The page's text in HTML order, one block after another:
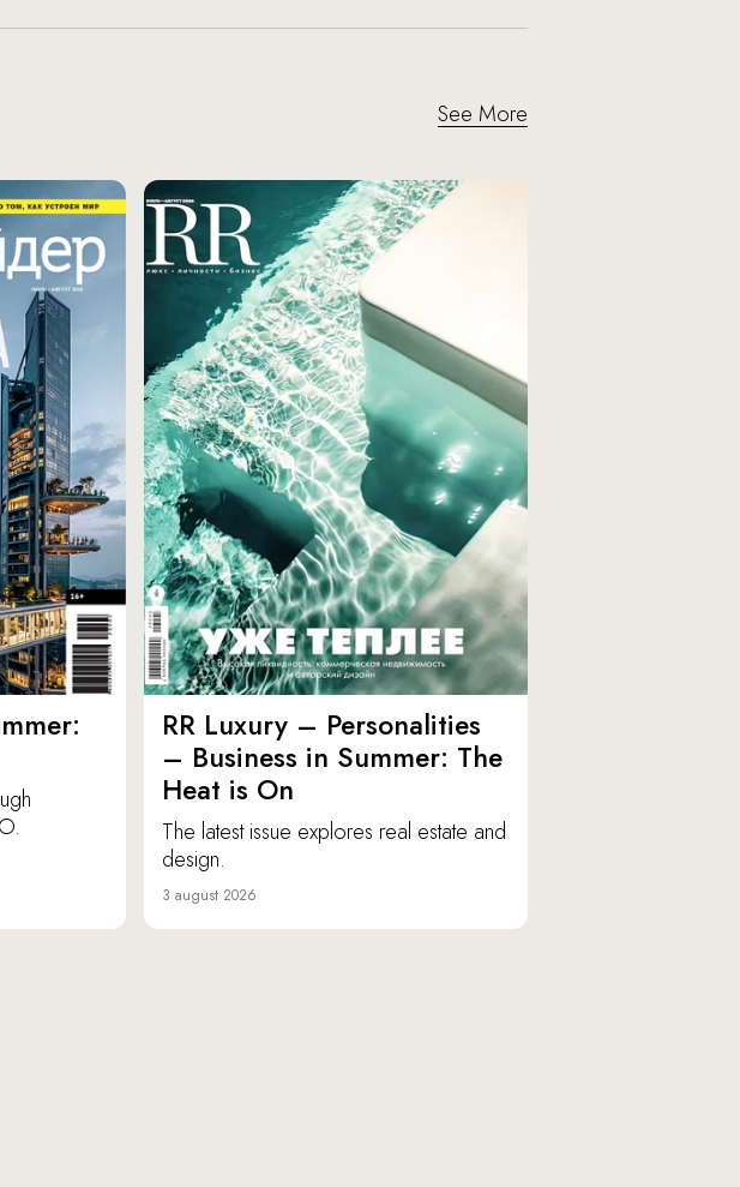
See More
RR Luxury – Personalities
– Business in Summer: The
Heat is On
The latest issue explores real estate and
design.
3 august 2026